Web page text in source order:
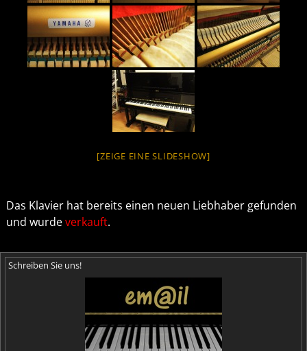
[ZEIGE EINE SLIDESHOW]
Das Klavier hat bereits einen neuen Liebhaber gefunden
und wurdeverkauft.
Schreiben Sie uns!